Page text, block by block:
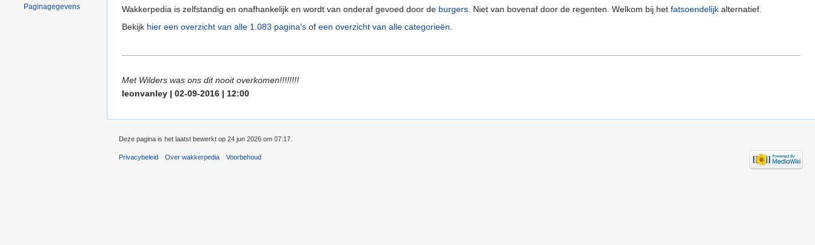
Wakkerpedia is zelfstandig en onafhankelijk en wordt van onderaf gevoed door de burgers . Niet van bovenaf door de regenten. Welkom bij het fatsoendelijk alternatief.
Bekijk hier een overzicht van alle 1.083 pagina's of een overzicht van alle categorieën
Met Wilders was ons dit nooit overkomen!!!!!!!!
leonvanley | 02-09-2016 | 12:00
Paginagegevens
Deze pagina is het laatst bewerkt op 24 jun 2026 om 07:17.
Privacybeleid Over wakkerpedia Voorbehoud